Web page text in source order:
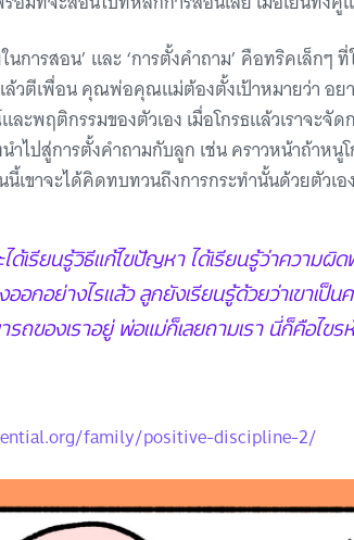
การสอน’ และ ‘การตั้งคำถาม’ คือทริคเล็กๆ
วตีเพื่อน คุณพ่อคุณแม่ต้องตั้งเป้าหมายว่า อยา
ะพฤติกรรมของตัวเอง เมื่อโกรธแล้วเราจะจั
ำไปสู่การตั้งคำถามกับลูก เช่น คราวหน้าถ้าห
นี้เขาจะได้คิดทบทวนถึงการกระทำนั้นด้วยตัวเอง
ด้เรียนรู้วิธีแก้ไขปัญหา ได้เรียนรู้ว่าความผิ
ออกอย่างไรแล้ว ลูกยังเรียนรู้ด้วยว่าเขาเป็
รถของเราอยู่ พ่อแม่ก็เลยถามเรา นี่ก็คือไขร
family/positive-discipline-2/